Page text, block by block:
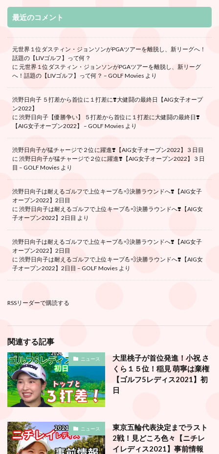
最近のコメント
元世界１位ダスティン・ジョンソンがPGAツアーを離脱し、新リーグへ！
話題の【LIVゴルフ】って何？
に 元世界１位ダスティン・ジョンソンがPGAツアーを離脱し、新リーグ
へ！話題の【LIVゴルフ】って何？ – GOLF Movies より
渋野日向子 ５打差から首位に１打差に❣️大健闘の最終日【AIG女子オープ
ン2022】
に 渋野日向子【優勝争い】 ５打差から首位に１打差に大健闘の最終日❣️
【AIG女子オープン2022】 – GOLF Movies より
渋野日向子が猛チャージで２位に躍進❣️【AIG女子オープン2022】３日目
に 渋野日向子が猛チャージで２位に躍進❣️【AIG女子オープン2022】３日
目 – GOLF Movies より
渋野日向子は耐えるゴルフで上位キープ💪💨決勝ラウンドへ❣️【AIG女子
オープン2022】2日目
に 渋野日向子は耐えるゴルフで上位キープ💪💨決勝ラウンドへ❣️【AIG女
子オープン2022】2日目 より
渋野日向子は耐えるゴルフで上位キープ💪💨決勝ラウンドへ❣️【AIG女子
オープン2022】2日目
に 渋野日向子は耐えるゴルフで上位キープ💪💨決勝ラウンドへ❣️【AIG女
子オープン2022】2日目 – GOLF Movies より
RSSリーダーで購読する
関連する記事
ニュース
大里桃子が首位発進！小祝 さ
くら１５位！稲見 萌寧は棄権
【ゴルフ5レディス2021】初
日
ニュース
東京五輪代表決定までラスト
2戦！見どころ色々【ニチレ
イレディス2021】事前情報